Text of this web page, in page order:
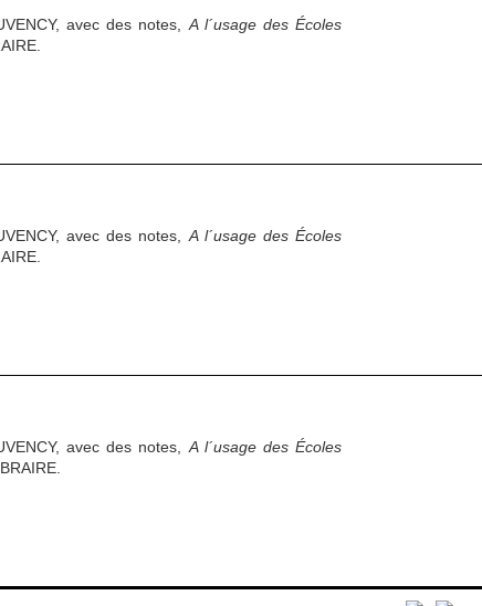
avec des notes,A l´usage des Écoles
avec des notes,A l´usage des Écoles
avec des notes,A l´usage des Écoles